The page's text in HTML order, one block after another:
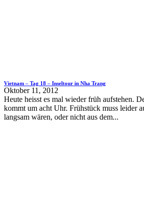
Vietnam – Tag 18 – Inseltour in Nha Trang
Oktober 11, 2012
Heute heisst es mal wieder früh aufstehen.
kommt um acht Uhr. Frühstück muss leider
langsam wären, oder nicht aus dem...